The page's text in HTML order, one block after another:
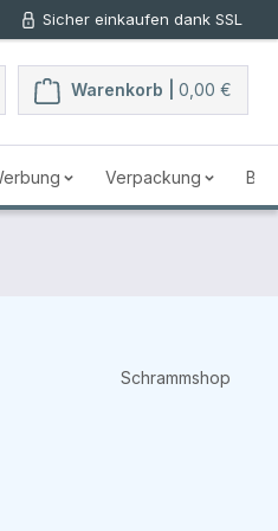
Sicher einkaufen dank SSL
Warenkorb | 0,00 €
Verpackung
Schrammshop